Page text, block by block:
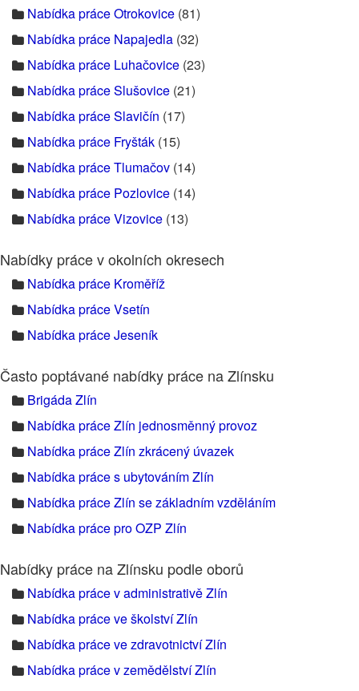
Nabídka práce Otrokovice (81)
Nabídka práce Napajedla (32)
Nabídka práce Luhačovice (23)
Nabídka práce Slušovice (21)
Nabídka práce Slavičín (17)
Nabídka práce Fryšták (15)
Nabídka práce Tlumačov (14)
Nabídka práce Pozlovice (14)
Nabídka práce Vizovice (13)
Nabídky práce v okolních okresech
Nabídka práce Kroměříž
Nabídka práce Vsetín
Nabídka práce Jeseník
Často poptávané nabídky práce na Zlínsku
Brigáda Zlín
Nabídka práce Zlín jednosměnný provoz
Nabídka práce Zlín zkrácený úvazek
Nabídka práce s ubytováním Zlín
Nabídka práce Zlín se základním vzděláním
Nabídka práce pro OZP Zlín
Nabídky práce na Zlínsku podle oborů
Nabídka práce v administrativě Zlín
Nabídka práce ve školství Zlín
Nabídka práce ve zdravotnictví Zlín
Nabídka práce v zemědělství Zlín